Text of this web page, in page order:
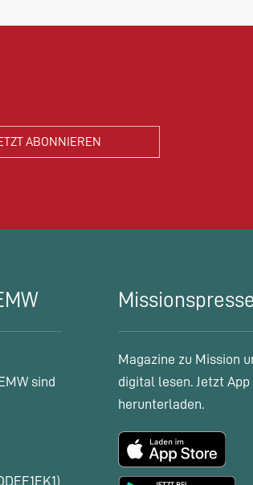
sind
Magazine zu Mission
digital lesen. Jetzt App
herunterladen.